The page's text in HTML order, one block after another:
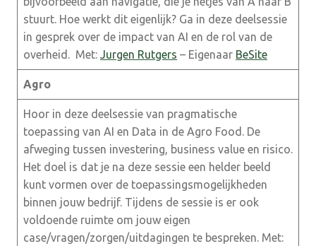
stuurt. Hoe werkt dit eigenlijk? Ga in deze deelsessie
in gesprek over de impact van AI en de rol van de
overheid. Met: Jurgen Rutgers – Eigenaar BeSite
Agro
Hoor in deze deelsessie van pragmatische
toepassing van AI en Data in de Agro Food. De
afweging tussen investering, business value en risico.
Het doel is dat je na deze sessie een helder beeld
kunt vormen over de toepassingsmogelijkheden
binnen jouw bedrijf. Tijdens de sessie is er ook
voldoende ruimte om jouw eigen
case/vragen/zorgen/uitdagingen te bespreken. Met: